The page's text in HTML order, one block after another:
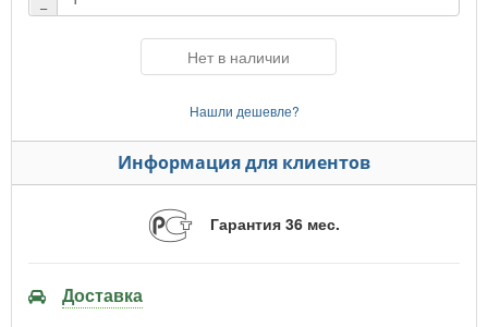
−
Нет в наличии
Нашли дешевле?
Информация для клиентов
Гарантия 36 мес.
Доставка